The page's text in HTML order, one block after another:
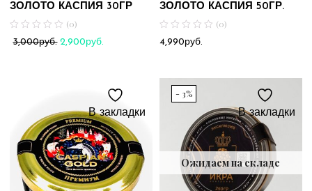
ЗОЛОТО КАСПИЯ 30ГР
(0)
3,000руб. Первоначальная
2,900руб.
ЗОЛОТО КАСПИЯ 50ГР.
(0)
4,990руб.
В закладки
- 3%
Ожидаем на складе
В закладки